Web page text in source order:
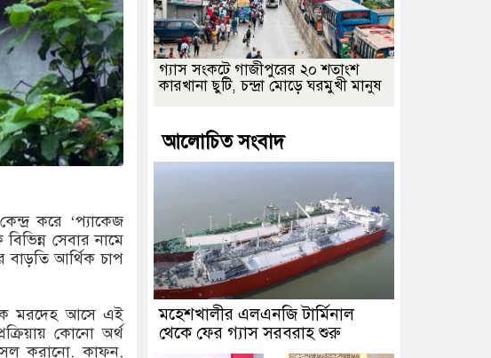
করে ‘প্যাকেজ
সেবার নামে
বাড়তি আর্থিক চাপ
মরদেহ আসে এই
কোনো অর্থ
করানো, কাফন,
গ্যাস সংকটে গাজীপুরের ২০ শতাংশ
কারখানা ছুটি, চন্দ্রা মোড়ে ঘরমুখী মানুষ
আলোচিত সংবাদ
মহেশখালীর এলএনজি টার্মিনাল
থেকে ফের গ্যাস সরবরাহ শুরু